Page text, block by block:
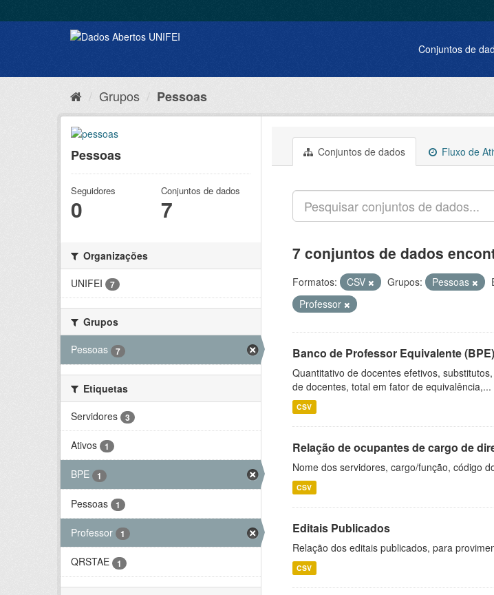
Conjuntos de
Grupos Pessoas
Pessoas
Seguidores
0
Conjuntos de dados
7
Organizações
UNIFEI
7
Grupos
Pessoas
7
Etiquetas
Servidores
3
Ativos 1
BPE 1
Pessoas 1
Professor 1
QRSTAE 1
Conjuntos de dados Fluxo de
7 conjuntos de dados
Formatos: CSV Grupos: Pessoas
Professor
Banco de Professor Equivalente (BPE)
Quantitativo de docentes efetivos,
de docentes, total em fator de equivalência,...
CSV
Relação de ocupantes de cargo de
Nome dos servidores, cargo/função, código
CSV
Editais Publicados
Relação dos editais publicados, para
CSV